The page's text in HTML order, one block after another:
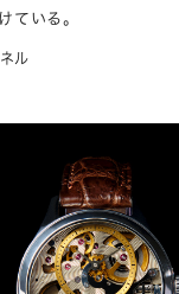
ている。
ル